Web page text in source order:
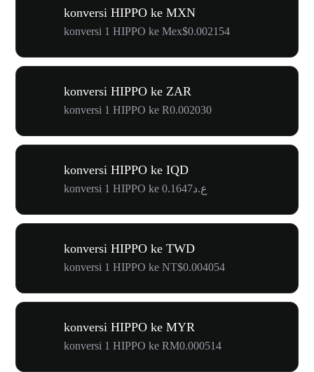
konversi HIPPO ke MXN
konversi 1 HIPPO ke Mex$0.002154
konversi HIPPO ke ZAR
konversi 1 HIPPO ke R0.002030
konversi HIPPO ke IQD
konversi 1 HIPPO ke ع.د0.1647
konversi HIPPO ke TWD
konversi 1 HIPPO ke NT$0.004054
konversi HIPPO ke MYR
konversi 1 HIPPO ke RM0.000514